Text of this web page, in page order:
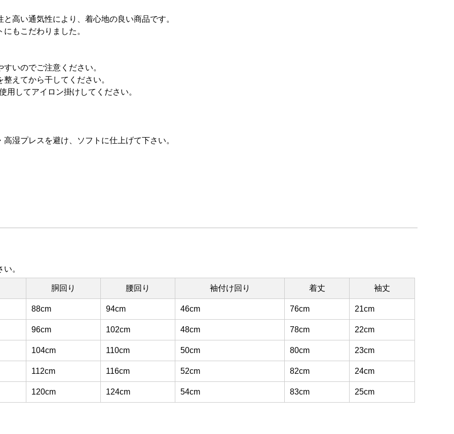
高い通気性により、着心地の良い商品です。
もこだわりました。
いのでご注意ください。
えてから干してください。
用してアイロン掛けしてください。
湿プレスを避け、ソフトに仕上げて下さい。
。
胴回り 腰回り 袖付け回り 着丈 袖丈
88cm 94cm 46cm 76cm 21cm
96cm 102cm 48cm 78cm 22cm
104cm 110cm 50cm 80cm 23cm
112cm 116cm 52cm 82cm 24cm
120cm 124cm 54cm 83cm 25cm